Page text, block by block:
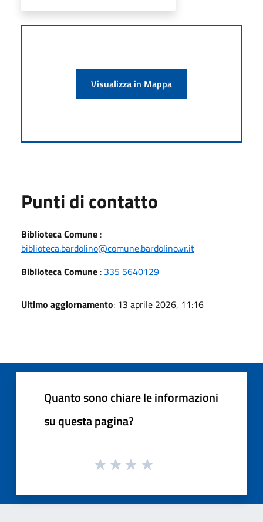
Visualizza in Mappa
Punti di contatto
Biblioteca Comune :
biblioteca.bardolino@comune.bardolino.vr.it
Biblioteca Comune : 335 5640129
Ultimo aggiornamento: 13 aprile 2026, 11:16
Quanto sono chiare le informazioni
su questa pagina?